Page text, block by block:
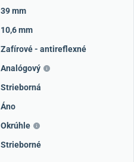
39 mm
10,6 mm
Zafírové - antireflexné
Analógový
Strieborná
Áno
Okrúhle
Strieborné